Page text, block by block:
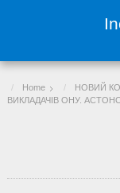
Home
НОВИЙ
ВИКЛАДАЧІВ ОНУ.